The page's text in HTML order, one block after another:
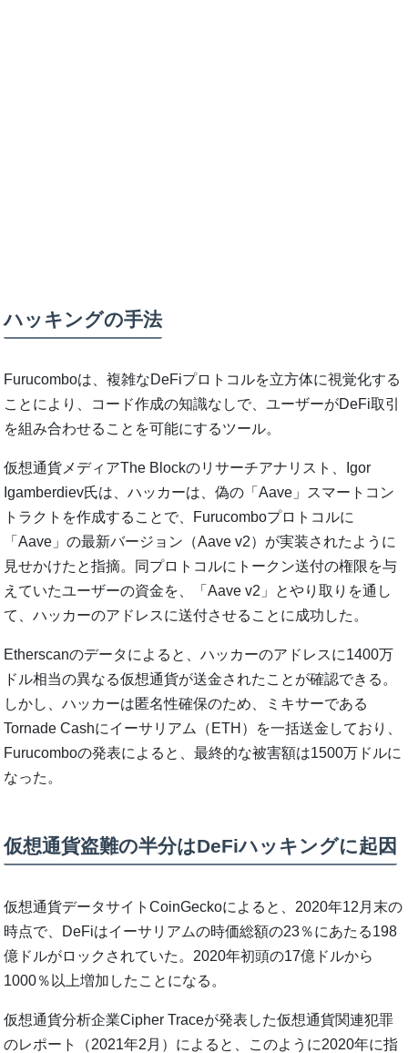
ハッキングの手法
Furucomboは、複雑なDeFiプロトコルを立方体に視覚化する
ことにより、コード作成の知識なしで、ユーザーがDeFi取引
を組み合わせることを可能にするツール。
仮想通貨メディアThe Blockのリサーチアナリスト、Igor
Igamberdiev氏は、ハッカーは、偽の「Aave」スマートコン
トラクトを作成することで、Furucomboプロトコルに
「Aave」の最新バージョン（Aave v2）が実装されたように
見せかけたと指摘。同プロトコルにトークン送付の権限を与
えていたユーザーの資金を、「Aave v2」とやり取りを通し
て、ハッカーのアドレスに送付させることに成功した。
Etherscanのデータによると、ハッカーのアドレスに1400万
ドル相当の異なる仮想通貨が送金されたことが確認できる。
しかし、ハッカーは匿名性確保のため、ミキサーである
Tornade Cashにイーサリアム（ETH）を一括送金しており、
Furucomboの発表によると、最終的な被害額は1500万ドルに
なった。
仮想通貨盗難の半分はDeFiハッキングに起因
仮想通貨データサイトCoinGeckoによると、2020年12月末の
時点で、DeFiはイーサリアムの時価総額の23％にあたる198
億ドルがロックされていた。2020年初頭の17億ドルから
1000％以上増加したことになる。
仮想通貨分析企業Cipher Traceが発表した仮想通貨関連犯罪
のレポート（2021年2月）によると、このように2020年に指